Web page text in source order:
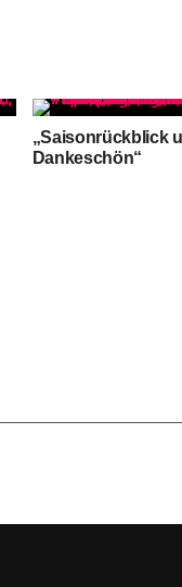
„Saisonrückblick
Dankeschön“